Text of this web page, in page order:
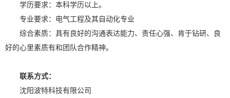
学历要求：本科学历以上。
专业要求：电气工程及其自动化专业
综合素质：具有良好的沟通表达能力、责任心强、肯于钻研、良
好的心里素质有和团队合作精神。
联系方式：
沈阳波特科技有限公司